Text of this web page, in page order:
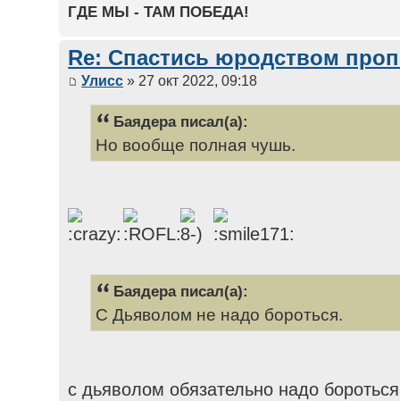
ГДЕ МЫ - ТАМ ПОБЕДА!
Re: Спастись юродством
Улисс » 27 окт 2022, 09:18
Баядера писал(а):
Но вообще полная чушь.
Баядера писал(а):
С Дьяволом не надо бороться.
с дьяволом обязательно надо